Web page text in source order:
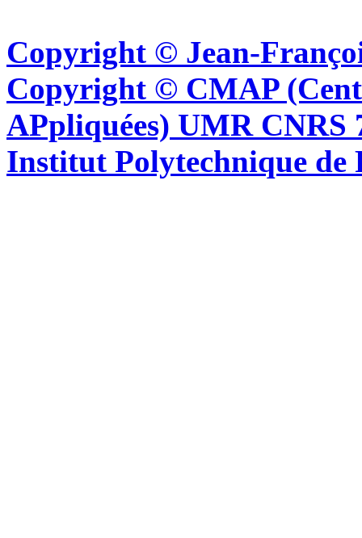
Copyright © Jean-
Copyright © CMAP
APpliquées) UMR CNRS
Institut Polytechnique de